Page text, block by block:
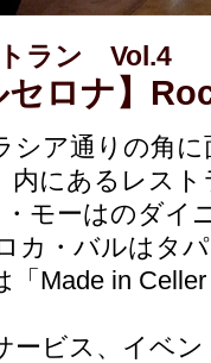
ラン Vol.4
ロナ】
シア通りの角
内にあるレ
モーはのダイ
カ・バルはタ
「Made in
ービス、イベ